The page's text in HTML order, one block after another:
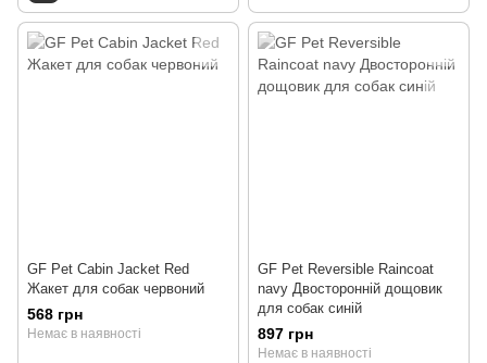
GF Pet Cabin Jacket Red
Жакет для собак червоний
568 грн
Немає в наявності
GF Pet Reversible Raincoat
navy Двосторонній дощовик
для собак синій
897 грн
Немає в наявності